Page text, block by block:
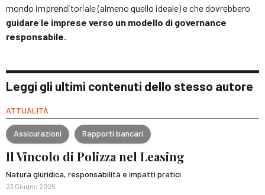
mondo imprenditoriale (almeno quello ideale) e che dovrebbero
guidare le imprese verso un modello di governance
responsabile.
Leggi gli ultimi contenuti dello stesso autore
ATTUALITÀ
Assicurazioni Rapporti bancari
Il Vincolo di Polizza nel Leasing
Natura giuridica, responsabilità e impatti pratici
23 Giugno 2025